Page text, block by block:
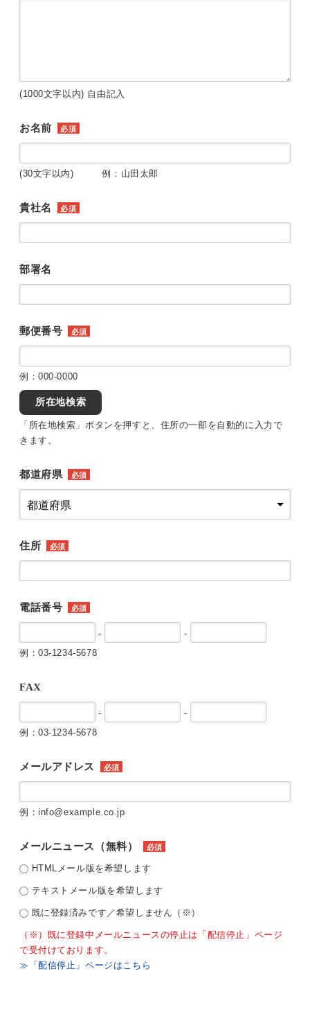
(1000文字以内) 自由記入
お名前 必須
(30文字以内) 例：山田太郎
貴社名 必須
部署名
郵便番号 必須
例：000-0000
所在地検索
「所在地検索」ボタンを押すと、住所の一部を自動的に入力で
きます。
都道府県 必須
住所 必須
電話番号 必須
-
-
例：03-1234-5678
FAX
-
-
例：03-1234-5678
メールアドレス 必須
例：info@example.co.jp
メールニュース（無料） 必須
HTMLメール版を希望します
テキストメール版を希望します
既に登録済みです／希望しません（※）
（※）既に登録中メールニュースの停止は「配信停止」ページ
で受付けております。
≫「配信停止」ページはこちら